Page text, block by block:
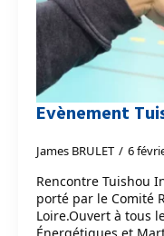
Evènement
James BRULET 6
Rencontre Tuishou
porté par le Comité
Loire.Ouvert à tous